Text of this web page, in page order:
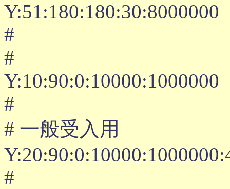
Y:51:180:180:30:8000000
#
#
Y:10:90:0:10000:1000000
#
# 一般受入用
#